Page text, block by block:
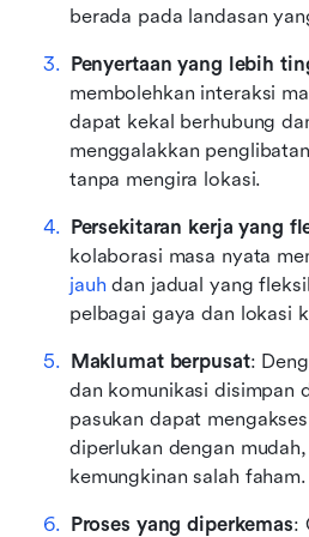
berada pada landasan
Penyertaan yang lebih
membolehkan interaksi
dapat kekal berhubung
menggalakkan
tanpa mengira lokasi.
Persekitaran kerja yang
kolaborasi masa nyata
jauh dan jadual yang
pelbagai gaya dan lokasi
Maklumat berpusat:
dan komunikasi disimpan
pasukan dapat
diperlukan dengan
kemungkinan salah faham.
Proses yang diperkemas: